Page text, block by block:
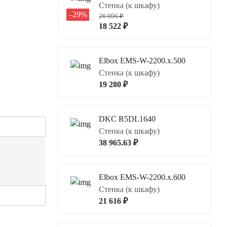
–29%
Стенка (к шкафу)
26 096 ₽
18 522 ₽
Elbox EMS-W-2200.x.500
Стенка (к шкафу)
19 280 ₽
DKC R5DL1640
Стенка (к шкафу)
38 965.63 ₽
Elbox EMS-W-2200.x.600
Стенка (к шкафу)
21 616 ₽